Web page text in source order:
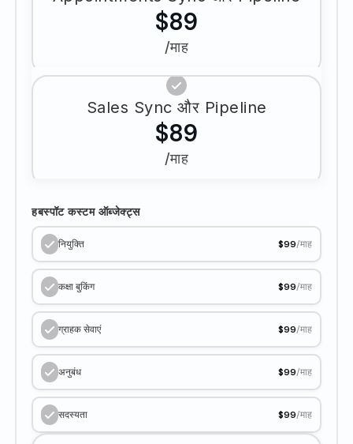
$89
/माह
Sales Sync और Pipeline
$89
/माह
हबस्पॉट कस्टम ऑब्जेक्ट्स
नियुक्ति $99/माह
कक्षा बुकिंग $99/माह
ग्राहक सेवाएं $99/माह
अनुबंध $99/माह
सदस्यता $99/माह